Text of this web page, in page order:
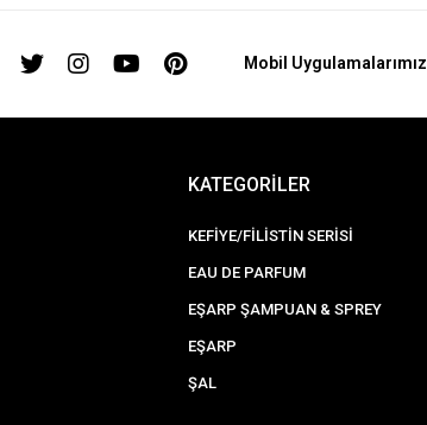
Mobil Uygulamalarımız
KATEGORİLER
KEFİYE/FİLİSTİN SERİSİ
EAU DE PARFUM
EŞARP ŞAMPUAN & SPREY
EŞARP
ŞAL